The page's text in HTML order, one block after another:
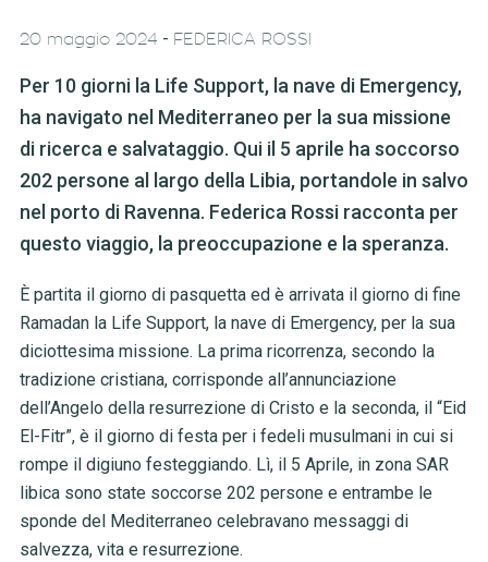
20 maggio 2024 - FEDERICA ROSSI
Per 10 giorni la Life Support, la nave di Emergency,
ha navigato nel Mediterraneo per la sua missione
di ricerca e salvataggio. Qui il 5 aprile ha soccorso
202 persone al largo della Libia, portandole in salvo
nel porto di Ravenna. Federica Rossi racconta per
questo viaggio, la preoccupazione e la speranza.
È partita il giorno di pasquetta ed è arrivata il giorno di fine
Ramadan la Life Support, la nave di Emergency, per la sua
diciottesima missione. La prima ricorrenza, secondo la
tradizione cristiana, corrisponde all’annunciazione
dell’Angelo della resurrezione di Cristo e la seconda, il “Eid
El-Fitr”, è il giorno di festa per i fedeli musulmani in cui si
rompe il digiuno festeggiando. Lì, il 5 Aprile, in zona SAR
libica sono state soccorse 202 persone e entrambe le
sponde del Mediterraneo celebravano messaggi di
salvezza, vita e resurrezione.